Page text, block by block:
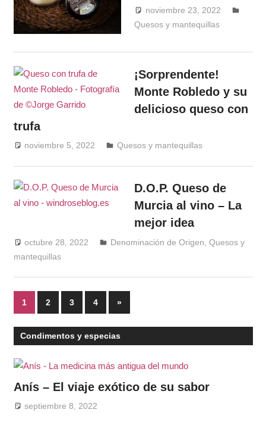
noviembre 23, 2022
Quesos y mantequillas
¡Sorprendente!
Monte Robledo y su
delicioso queso con
trufa
noviembre 5, 2022 Windrose
Quesos y mantequillas
D.O.P. Queso de
Murcia al vino – La
mejor idea
octubre 28, 2022 Windrose
Denominación de Origen ,Quesos y
mantequillas
Paginación
de
entradas
1 2 3 4
Entradas
siguientes
»
Condimentos y especias
Anís – El viaje exótico de su sabor
septiembre 8, 2022